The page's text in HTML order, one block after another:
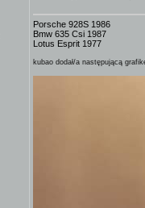
Porsche 928S 1986
Bmw 635 Csi 1987
Lotus Esprit 1977
kubao dodał/a następującą